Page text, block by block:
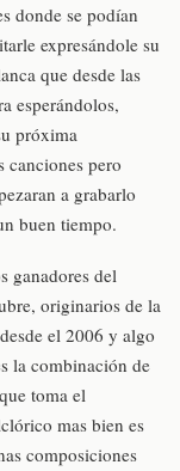
donde se podían
expresándole su
que desde las
esperándolos,
próxima
canciones pero
a grabarlo
buen tiempo.
ganadores del
originarios de la
el 2006 y algo
la combinación de
toma el
mas bien es
composiciones